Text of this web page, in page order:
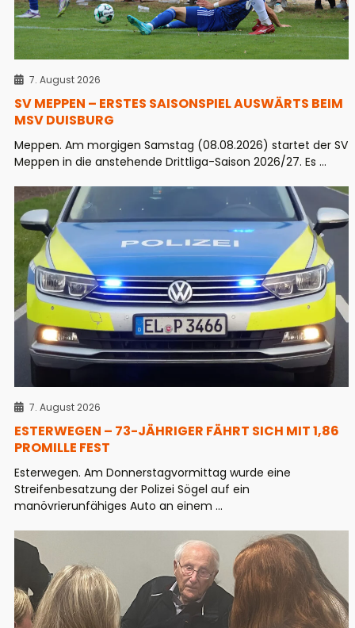
7. August 2026
SV MEPPEN – ERSTES SAISONSPIEL AUSWÄRTS BEIM
MSV DUISBURG
Meppen. Am morgigen Samstag (08.08.2026) startet der SV
Meppen in die anstehende Drittliga-Saison 2026/27. Es ...
7. August 2026
ESTERWEGEN – 73-JÄHRIGER FÄHRT SICH MIT 1,86
PROMILLE FEST
Esterwegen. Am Donnerstagvormittag wurde eine
Streifenbesatzung der Polizei Sögel auf ein
manövrierunfähiges Auto an einem ...